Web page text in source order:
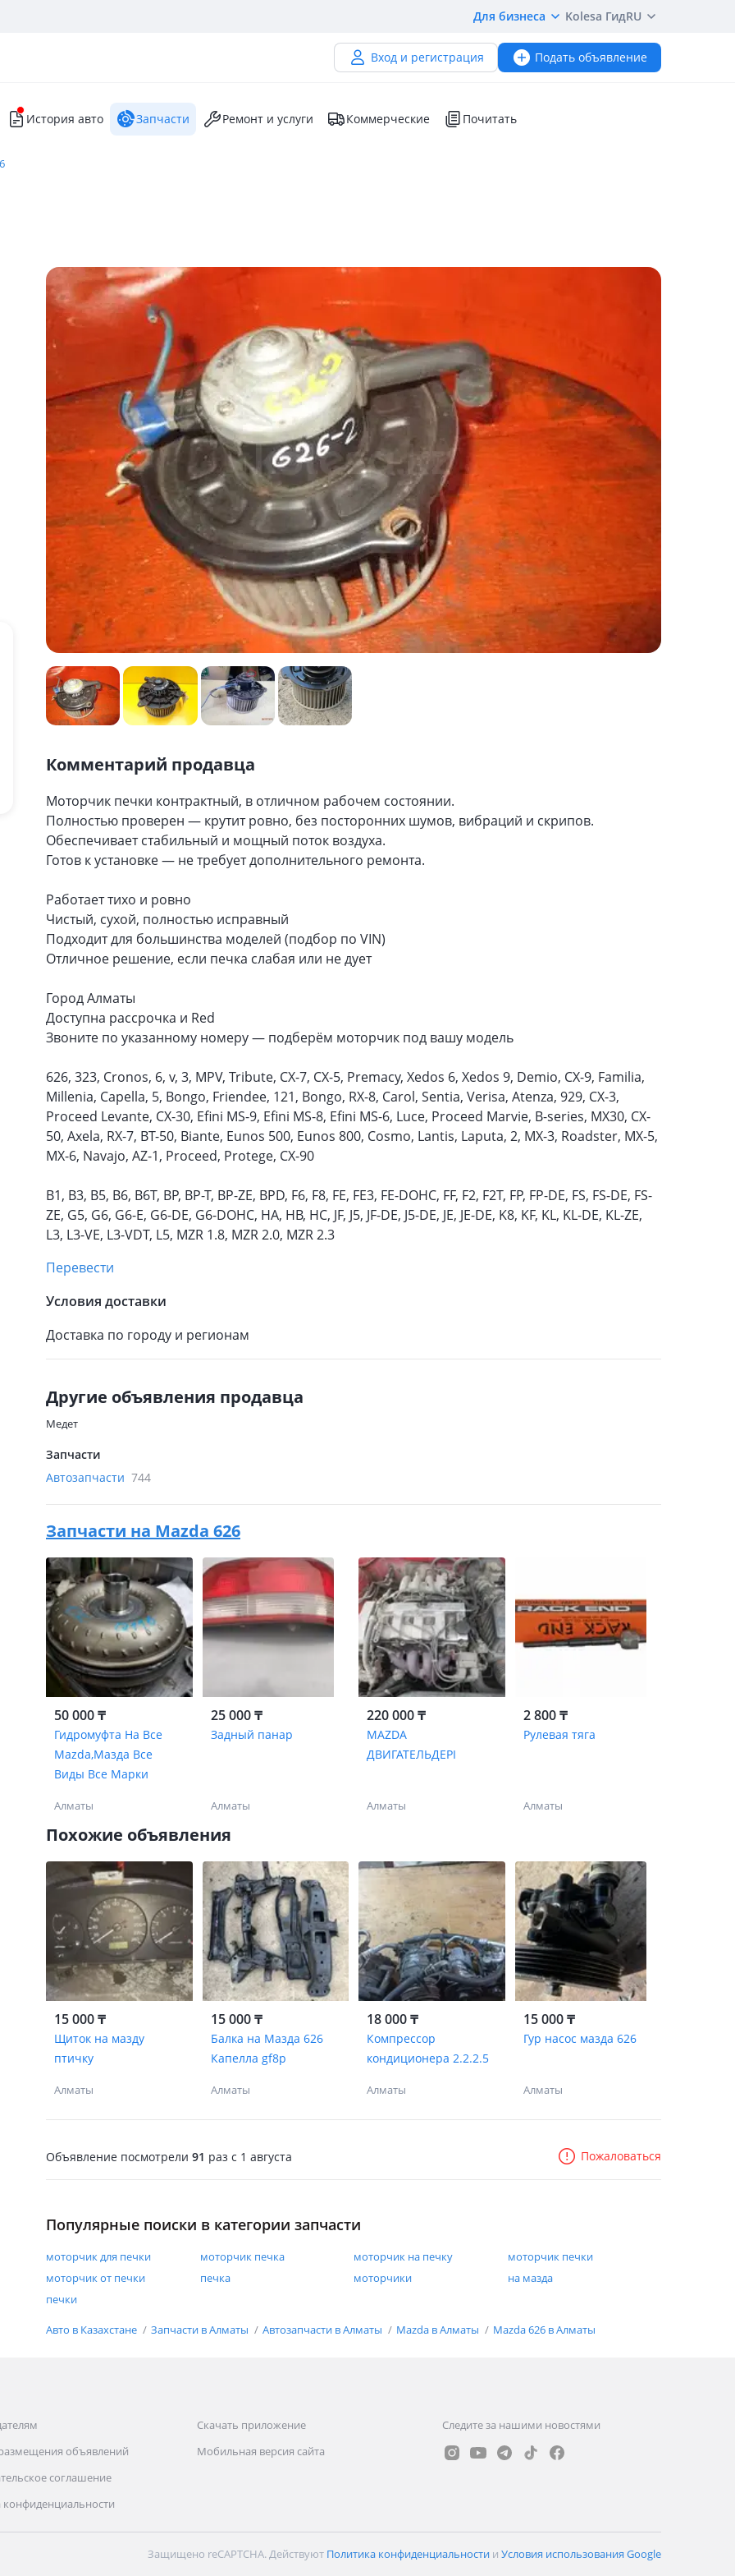
Для бизнеса Kolesa ГидRU
Вход и регистрация Подать объявление
История авто Запчасти Ремонт и услуги Коммерческие Почитать
Комментарий продавца
Моторчик печки контрактный, в отличном рабочем состоянии.
Полностью проверен — крутит ровно, без посторонних шумов, вибраций и скрипов.
Обеспечивает стабильный и мощный поток воздуха.
Готов к установке — не требует дополнительного ремонта.
Работает тихо и ровно
Чистый, сухой, полностью исправный
Подходит для большинства моделей (подбор по VIN)
Отличное решение, если печка слабая или не дует
Город Алматы
Доступна рассрочка и Red
Звоните по указанному номеру — подберём моторчик под вашу модель
626, 323, Cronos, 6, v, 3, MPV, Tribute, CX-7, CX-5, Premacy, Xedos 6, Xedos 9, Demio, CX-9, Familia,
Millenia, Capella, 5, Bongo, Friendee, 121, Bongo, RX-8, Carol, Sentia, Verisa, Atenza, 929, CX-3,
Proceed Levante, CX-30, Efini MS-9, Efini MS-8, Efini MS-6, Luce, Proceed Marvie, B-series, MX30, CX-
50, Axela, RX-7, BT-50, Biante, Eunos 500, Eunos 800, Cosmo, Lantis, Laputa, 2, MX-3, Roadster, MX-5,
MX-6, Navajo, AZ-1, Proceed, Protege, CX-90
B1, B3, B5, B6, B6T, BP, BP-T, BP-ZE, BPD, F6, F8, FE, FE3, FE-DOHC, FF, F2, F2T, FP, FP-DE, FS, FS-DE, FS-
ZE, G5, G6, G6-E, G6-DE, G6-DOHC, HA, HB, HC, JF, J5, JF-DE, J5-DE, JE, JE-DE, K8, KF, KL, KL-DE, KL-ZE,
L3, L3-VE, L3-VDT, L5, MZR 1.8, MZR 2.0, MZR 2.3
Перевести
Условия доставки
Доставка по городу и регионам
Другие объявления продавца
Медет
Запчасти
Автозапчасти 744
Запчасти на Mazda 626
50 000 ₸
Гидромуфта На Все
Mazda,Мазда Все
Виды Все Марки
Алматы
25 000 ₸
Задный панар
Алматы
220 000 ₸
MAZDA
ДВИГАТЕЛЬДЕРІ
Алматы
2 800 ₸
Рулевая тяга
Алматы
Похожие объявления
15 000 ₸
Щиток на мазду
птичку
Алматы
15 000 ₸
Балка на Мазда 626
Капелла gf8p
Алматы
18 000 ₸
Компрессор
кондиционера 2.2.2.5
Алматы
15 000 ₸
Гур насос мазда 626
Алматы
Объявление посмотрели 91 раз c 1 августа Пожаловаться
Популярные поиски в категории запчасти
моторчик для печки моторчик печка моторчик на печку
моторчик печки
моторчик от печки
печка моторчики
на мазда
печки
Авто в Казахстане Запчасти в Алматы Автозапчасти в Алматы Mazda в Алматы Mazda 626 в Алматы
объявлений
соглашение
конфиденциальности
Скачать приложение
Мобильная версия сайта
Следите за нашими новостями
Защищено reCAPTCHA. Действуют Политика конфиденциальности и Условия использования Google